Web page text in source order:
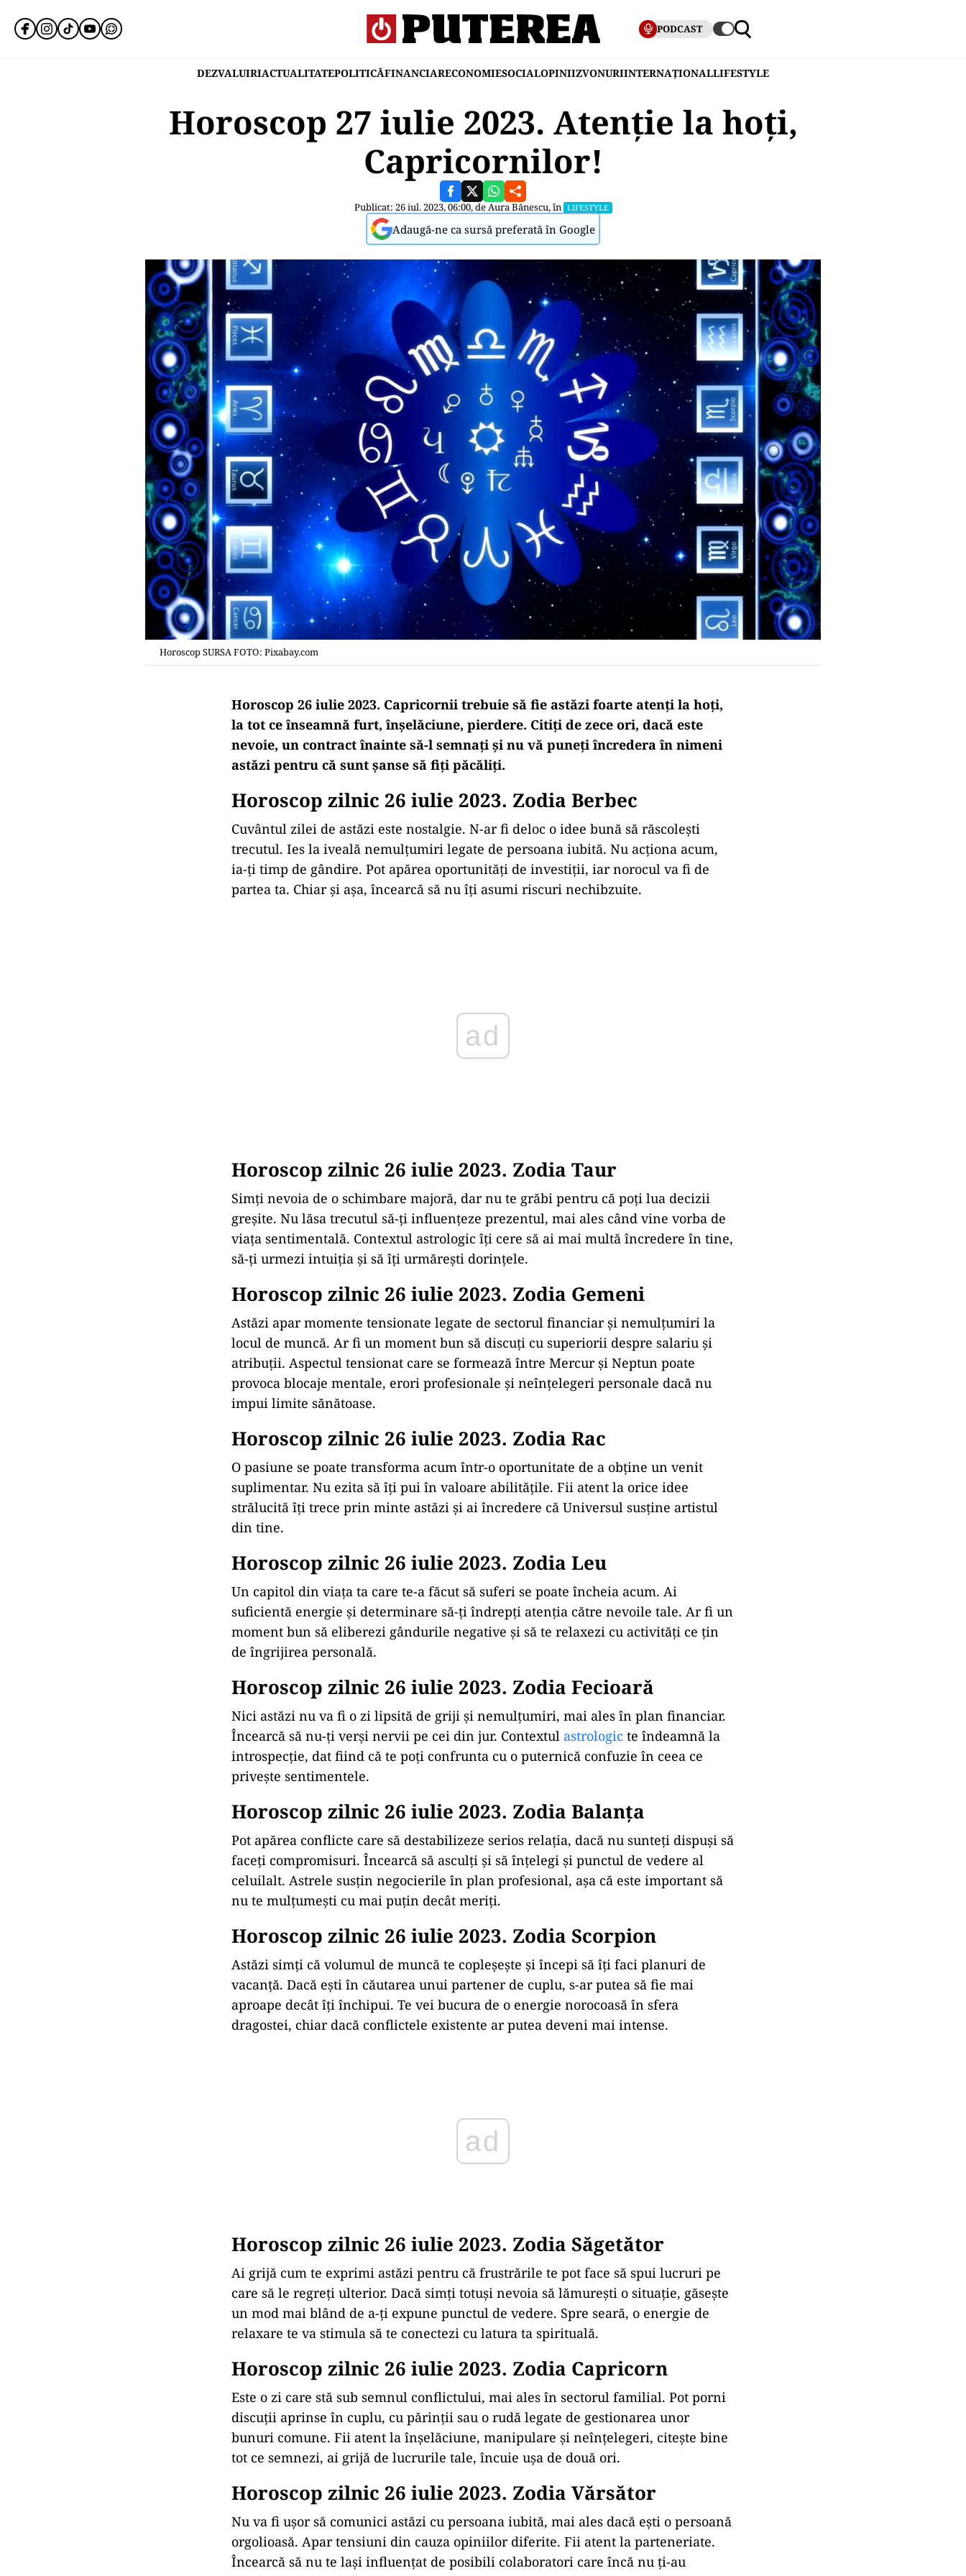
PODCAST
DEZVALUIRIACTUALITATEPOLITICĂFINANCIARECONOMIESOCIALOPINIIZVONURIINTERNAȚIONALLIFESTYLE
Horoscop 27 iulie 2023. Atenție la hoți,
Capricornilor!
Publicat: 26 iul. 2023, 06:00, deAura Bănescu, în LIFESTYLE
Adaugă-ne ca sursă preferată în Google
Horoscop SURSA FOTO: Pixabay.com
Horoscop 26 iulie 2023. Capricornii trebuie să fie astăzi foarte atenți la hoți,
la tot ce înseamnă furt, înșelăciune, pierdere. Citiți de zece ori, dacă este
nevoie, un contract înainte să-l semnați și nu vă puneți încredera în nimeni
astăzi pentru că sunt șanse să fiți păcăliți.
Horoscop zilnic 26 iulie 2023. Zodia Berbec
Cuvântul zilei de astăzi este nostalgie. N-ar fi deloc o idee bună să răscolești
trecutul. Ies la iveală nemulțumiri legate de persoana iubită. Nu acționa acum,
ia-ți timp de gândire. Pot apărea oportunități de investiții, iar norocul va fi de
partea ta. Chiar și așa, încearcă să nu îți asumi riscuri nechibzuite.
Horoscop zilnic 26 iulie 2023. Zodia Taur
Simți nevoia de o schimbare majoră, dar nu te grăbi pentru că poți lua decizii
greșite. Nu lăsa trecutul să-ți influențeze prezentul, mai ales când vine vorba de
viața sentimentală. Contextul astrologic îți cere să ai mai multă încredere în tine,
să-ți urmezi intuiția și să îți urmărești dorințele.
Horoscop zilnic 26 iulie 2023. Zodia Gemeni
Astăzi apar momente tensionate legate de sectorul financiar și nemulțumiri la
locul de muncă. Ar fi un moment bun să discuți cu superiorii despre salariu și
atribuții. Aspectul tensionat care se formează între Mercur și Neptun poate
provoca blocaje mentale, erori profesionale și neînțelegeri personale dacă nu
impui limite sănătoase.
Horoscop zilnic 26 iulie 2023. Zodia Rac
O pasiune se poate transforma acum într-o oportunitate de a obține un venit
suplimentar. Nu ezita să îți pui în valoare abilitățile. Fii atent la orice idee
strălucită îți trece prin minte astăzi și ai încredere că Universul susține artistul
din tine.
Horoscop zilnic 26 iulie 2023. Zodia Leu
Un capitol din viața ta care te-a făcut să suferi se poate încheia acum. Ai
suficientă energie și determinare să-ți îndrepți atenția către nevoile tale. Ar fi un
moment bun să eliberezi gândurile negative și să te relaxezi cu activități ce țin
de îngrijirea personală.
Horoscop zilnic 26 iulie 2023. Zodia Fecioară
Nici astăzi nu va fi o zi lipsită de griji și nemulțumiri, mai ales în plan financiar.
Încearcă să nu-ți verși nervii pe cei din jur. Contextul astrologic te îndeamnă la
introspecție, dat fiind că te poți confrunta cu o puternică confuzie în ceea ce
privește sentimentele.
Horoscop zilnic 26 iulie 2023. Zodia Balanţa
Pot apărea conflicte care să destabilizeze serios relația, dacă nu sunteți dispuși să
faceți compromisuri. Încearcă să asculți și să înțelegi și punctul de vedere al
celuilalt. Astrele susțin negocierile în plan profesional, așa că este important să
nu te mulțumești cu mai puțin decât meriți.
Horoscop zilnic 26 iulie 2023. Zodia Scorpion
Astăzi simți că volumul de muncă te copleșește și începi să îți faci planuri de
vacanță. Dacă ești în căutarea unui partener de cuplu, s-ar putea să fie mai
aproape decât îți închipui. Te vei bucura de o energie norocoasă în sfera
dragostei, chiar dacă conflictele existente ar putea deveni mai intense.
ad
Horoscop zilnic 26 iulie 2023. Zodia Săgetător
Ai grijă cum te exprimi astăzi pentru că frustrările te pot face să spui lucruri pe
care să le regreți ulterior. Dacă simți totuși nevoia să lămurești o situație, găsește
un mod mai blând de a-ți expune punctul de vedere. Spre seară, o energie de
relaxare te va stimula să te conectezi cu latura ta spirituală.
Horoscop zilnic 26 iulie 2023. Zodia Capricorn
Este o zi care stă sub semnul conflictului, mai ales în sectorul familial. Pot porni
discuții aprinse în cuplu, cu părinții sau o rudă legate de gestionarea unor
bunuri comune. Fii atent la înșelăciune, manipulare și neînțelegeri, citește bine
tot ce semnezi, ai grijă de lucrurile tale, încuie ușa de două ori.
Horoscop zilnic 26 iulie 2023. Zodia Vărsător
Nu va fi ușor să comunici astăzi cu persoana iubită, mai ales dacă ești o persoană
orgolioasă. Apar tensiuni din cauza opiniilor diferite. Fii atent la parteneriate.
Încearcă să nu te lași influențat de posibili colaboratori care încă nu ți-au